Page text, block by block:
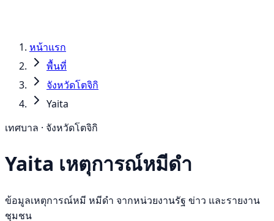
หน้าแรก
พื้นที่
จังหวัดโตจิกิ
Yaita
เทศบาล · จังหวัดโตจิกิ
Yaita เหตุการณ์หมีดำ
ข้อมูลเหตุการณ์หมี หมีดำ จากหน่วยงานรัฐ ข่าว และรายงาน
ชุมชน